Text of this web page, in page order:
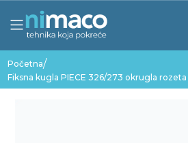
Početna/
Fiksna kugla PIECE 326/273 okrugla rozeta